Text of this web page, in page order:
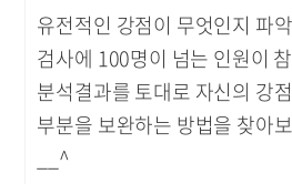
유전적인 강점이 무엇인지 파
검사에 100명이 넘는 인원이
분석결과를 토대로 자신의 강
부분을 보완하는 방법을 찾아
__^